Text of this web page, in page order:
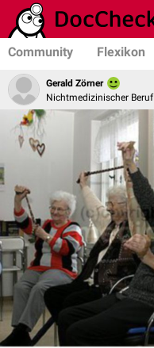
Community Flexikon
Gerald Zörner
Nichtmedizinischer Beruf